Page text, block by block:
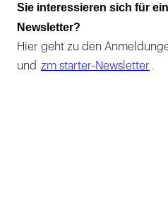
Sie interessieren sich für
Newsletter?
Hier geht zu den
und zm starter-Newsletter .